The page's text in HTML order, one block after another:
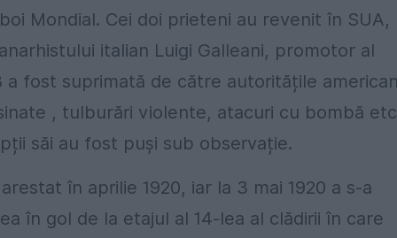
Mondial. Cei doi prieteni au revenit în SUA,
italian Luigi Galleani, promotor al
a fost suprimată de către autoritățile
, tulburări violente, atacuri cu bombă
săi au fost puși sub observație.
în aprilie 1920, iar la 3 mai 1920 a s-a
în gol de la etajul al 14-lea al clădirii în care